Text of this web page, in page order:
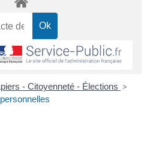
- Citoyenneté - Élections >